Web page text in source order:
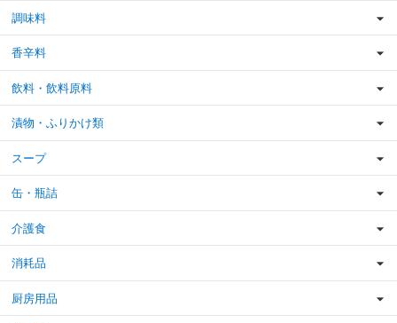
調味料
香辛料
飲料・飲料原料
漬物・ふりかけ類
スープ
缶・瓶詰
介護食
消耗品
厨房用品